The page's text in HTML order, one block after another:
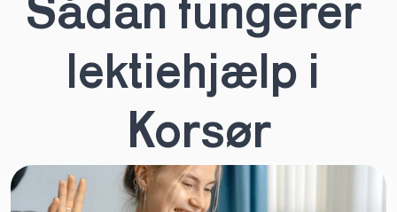
Sådan fungerer
lektiehjælp i
Korsør